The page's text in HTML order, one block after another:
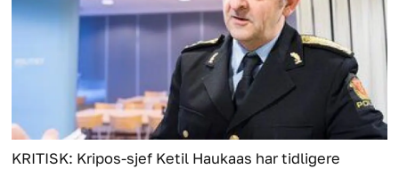
KRITISK: Kripos-sjef Ketil Haukaas har tidligere